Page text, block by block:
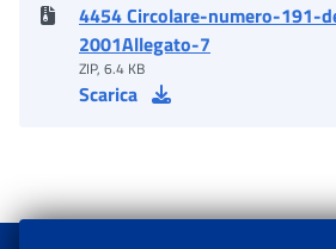
4454 Circolare-numero-191-
2001Allegato-7
ZIP, 6.4 KB
Scarica